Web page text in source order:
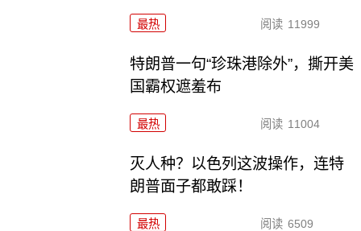
最热 阅读 11999
特朗普一句“珍珠港除外”，撕开美
国霸权遮羞布
最热 阅读 11004
灭人种？以色列这波操作，连特
朗普面子都敢踩！
最热 阅读 6509